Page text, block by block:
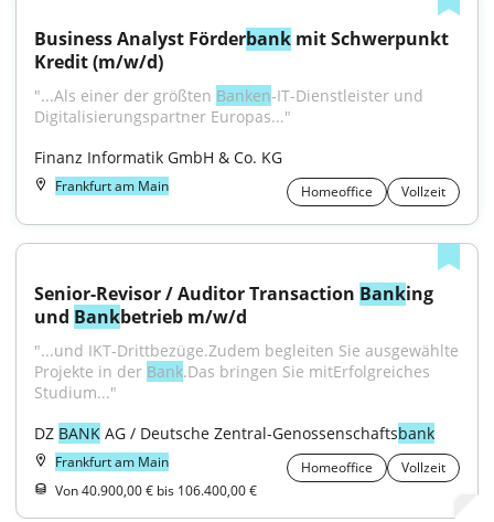
Business Analyst Förderbank mit Schwerpunkt
Kredit (m/w/d)
"...Als einer der größten Banken-IT-Dienstleister und
Digitalisierungspartner Europas..."
Finanz Informatik GmbH & Co. KG
Frankfurt am Main Homeoffice Vollzeit
Senior-Revisor / Auditor Transaction Banking
und Bankbetrieb m/w/d
"...und IKT-Drittbezüge.Zudem begleiten Sie ausgewählte
Projekte in der Bank.Das bringen Sie mitErfolgreiches
Studium..."
DZ BANK AG / Deutsche Zentral-Genossenschaftsbank
Frankfurt am Main Homeoffice
Vollzeit
Von 40.900,00 € bis 106.400,00 €